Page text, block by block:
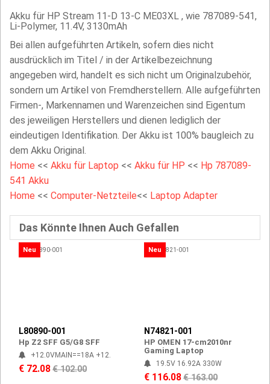
Akku für HP Stream 11-D 13-C ME03XL , wie 787089-541,
Li-Polymer, 11.4V, 3130mAh
Bei allen aufgeführten Artikeln, sofern dies nicht
ausdrücklich im Titel / in der Artikelbezeichnung
angegeben wird, handelt es sich nicht um Originalzubehör,
sondern um Artikel von Fremdherstellern. Alle aufgeführten
Firmen-, Markennamen und Warenzeichen sind Eigentum
des jeweiligen Herstellers und dienen lediglich der
eindeutigen Identifikation. Der Akku ist 100% baugleich zu
dem Akku Original.
Home << Akku für Laptop << Akku für HP << Hp 787089-
541 Akku
Home << Computer-Netzteile<< Laptop Adapter
Das Könnte Ihnen Auch Gefallen
Neu
L80890-001
Hp Z2 SFF G5/G8 SFF
+12.0VMAIN==18A +12.
€ 72.08€ 102.00
Neu
N74821-001
HP OMEN 17-cm2010nr
Gaming Laptop
19.5V 16.92A 330W
€ 116.08€ 163.00